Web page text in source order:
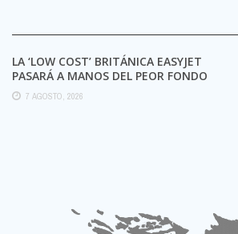
LA ‘LOW COST’ BRITÁNICA EASYJET
PASARÁ A MANOS DEL PEOR FONDO
POSIBLE:
7 AGOSTO, 2026